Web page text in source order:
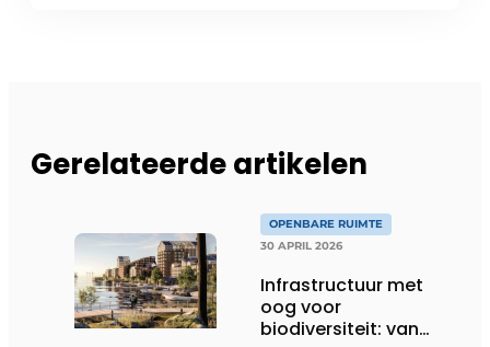
Gerelateerde artikelen
OPENBARE RUIMTE
30 APRIL 2026
Infrastructuur met
oog voor
biodiversiteit: van